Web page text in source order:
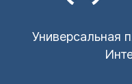
Универсальная